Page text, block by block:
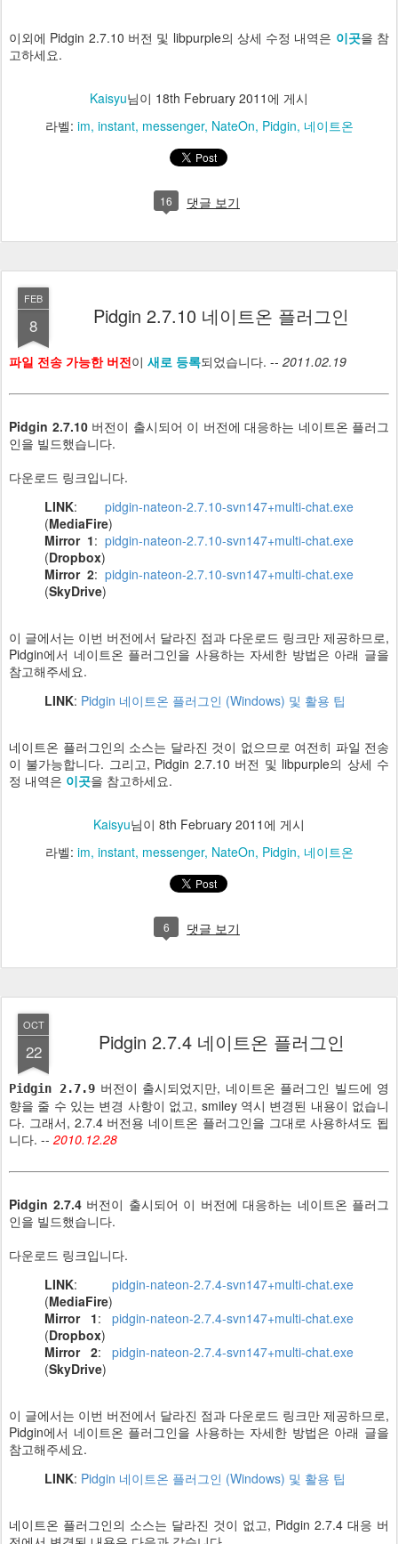
이외에 Pidgin 2.7.10 버전 및 libpurple의 상세 수정 내역은 이곳을 참
고하세요.
Kaisyu님이 18th February 2011에 게시
라벨: im instant messenger NateOn Pidgin 네이트온
16 댓글 보기
FEB
8 Pidgin 2.7.10 네이트온 플러그인
파일 전송 가능한 버전이 새로 등록되었습니다. -- 2011.02.19
Pidgin 2.7.10버전이 출시되어 이 버전에 대응하는 네이트온 플러그
인을 빌드했습니다.
다운로드 링크입니다.
LINK: pidgin-nateon-2.7.10-svn147+multi-chat.exe
(MediaFire)
Mirror 1: pidgin-nateon-2.7.10-svn147+multi-chat.exe
(Dropbox)
Mirror 2: pidgin-nateon-2.7.10-svn147+multi-chat.exe
(SkyDrive)
이 글에서는 이번 버전에서 달라진 점과 다운로드 링크만 제공하므로,
Pidgin에서 네이트온 플러그인을 사용하는 자세한 방법은 아래 글을
참고해주세요.
LINK: Pidgin 네이트온 플러그인 (Windows) 및 활용 팁
네이트온 플러그인의 소스는 달라진 것이 없으므로 여전히 파일 전송
이 불가능합니다. 그리고, Pidgin 2.7.10 버전 및 libpurple의 상세 수
정 내역은 이곳을 참고하세요.
Kaisyu님이 8th February 2011에 게시
라벨: im instant messenger NateOn Pidgin 네이트온
6 댓글 보기
OCT
22 Pidgin 2.7.4 네이트온 플러그인
Pidgin 2.7.9 버전이 출시되었지만, 네이트온 플러그인 빌드에 영
향을 줄 수 있는 변경 사항이 없고, smiley 역시 변경된 내용이 없습니
다. 그래서, 2.7.4 버전용 네이트온 플러그인을 그대로 사용하셔도 됩
니다. -- 2010.12.28
Pidgin 2.7.4버전이 출시되어 이 버전에 대응하는 네이트온 플러그
인을 빌드했습니다.
다운로드 링크입니다.
LINK: pidgin-nateon-2.7.4-svn147+multi-chat.exe
(MediaFire)
Mirror 1: pidgin-nateon-2.7.4-svn147+multi-chat.exe
(Dropbox)
Mirror 2: pidgin-nateon-2.7.4-svn147+multi-chat.exe
(SkyDrive)
이 글에서는 이번 버전에서 달라진 점과 다운로드 링크만 제공하므로,
Pidgin에서 네이트온 플러그인을 사용하는 자세한 방법은 아래 글을
참고해주세요.
LINK: Pidgin 네이트온 플러그인 (Windows) 및 활용 팁
네이트온 플러그인의 소스는 달라진 것이 없고, Pidgin 2.7.4 대응 버